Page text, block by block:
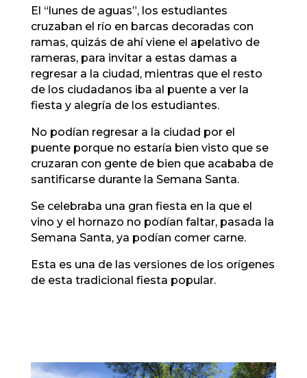
El “lunes de aguas”, los estudiantes
cruzaban el río en barcas decoradas con
ramas, quizás de ahí viene el apelativo de
rameras, para invitar a estas damas a
regresar a la ciudad, mientras que el resto
de los ciudadanos iba al puente a ver la
fiesta y alegría de los estudiantes.
No podían regresar a la ciudad por el
puente porque no estaría bien visto que se
cruzaran con gente de bien que acababa de
santificarse durante la Semana Santa.
Se celebraba una gran fiesta en la que el
vino y el hornazo no podían faltar, pasada la
Semana Santa, ya podían comer carne.
Esta es una de las versiones de los orígenes
de esta tradicional fiesta popular.